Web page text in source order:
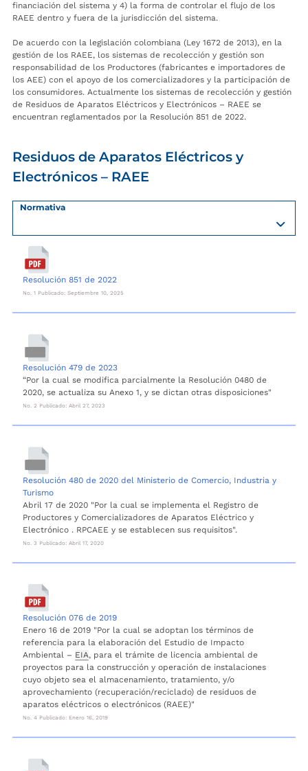
financiación del sistema y 4) la forma de controlar el flujo de los
RAEE dentro y fuera de la jurisdicción del sistema.
De acuerdo con la legislación colombiana (Ley 1672 de 2013), en la
gestión de los RAEE, los sistemas de recolección y gestión son
responsabilidad de los Productores (fabricantes e importadores de
los AEE) con el apoyo de los comercializadores y la participación de
los consumidores. Actualmente los sistemas de recolección y gestión
de Residuos de Aparatos Eléctricos y Electrónicos – RAEE se
encuentran reglamentados por la Resolución 851 de 2022.
Residuos de Aparatos Eléctricos y
Electrónicos – RAEE
Normativa
Resolución 851 de 2022
No. 1 Publicado: Septiembre 10, 2025
Resolución 479 de 2023
“Por la cual se modifica parcialmente la Resolución 0480 de
2020, se actualiza su Anexo 1, y se dictan otras disposiciones"
No. 2 Publicado: Abril 27, 2023
Resolución 480 de 2020 del Ministerio de Comercio, Industria y
Turismo
Abril 17 de 2020 "Por la cual se implementa el Registro de
Productores y Comercializadores de Aparatos Eléctrico y
Electrónico . RPCAEE y se establecen sus requisitos".
No. 3 Publicado: Abril 17, 2020
Resolución 076 de 2019
Enero 16 de 2019 "Por la cual se adoptan los términos de
referencia para la elaboración del Estudio de Impacto
Ambiental – EIA, para el trámite de licencia ambiental de
proyectos para la construcción y operación de instalaciones
cuyo objeto sea el almacenamiento, tratamiento, y/o
aprovechamiento (recuperación/reciclado) de residuos de
aparatos eléctricos o electrónicos (RAEE)"
No. 4 Publicado: Enero 16, 2019